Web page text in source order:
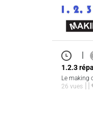
|
1.2.3
Le making
26 vues